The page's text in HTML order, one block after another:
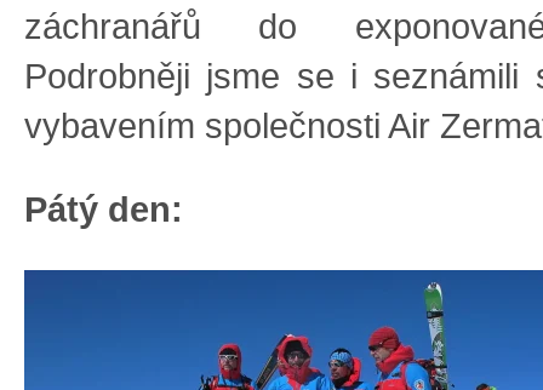
záchranářů do
Podrobněji jsme se i seznámili
vybavením společnosti Air
Pátý den: